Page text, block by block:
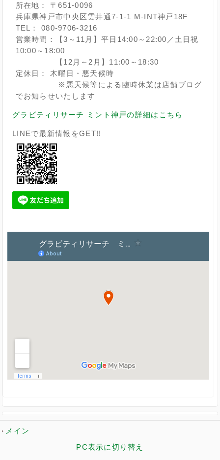
所在地： 〒651-0096
兵庫県神戸市中央区雲井通7-1-1 M-INT神戸18F
TEL： 080-9706-3216
営業時間：【3～11月】平日14:00～22:00／土日祝
10:00～18:00
【12月～2月】11:00～18:30
定休日： 木曜日・悪天候時
※悪天候等による臨時休業は店舗ブログ
でお知らせいたします
グラビティリサーチ ミント神戸の詳細はこちら
LINEで最新情報をGET!!
メイン
PC表示に切り替え